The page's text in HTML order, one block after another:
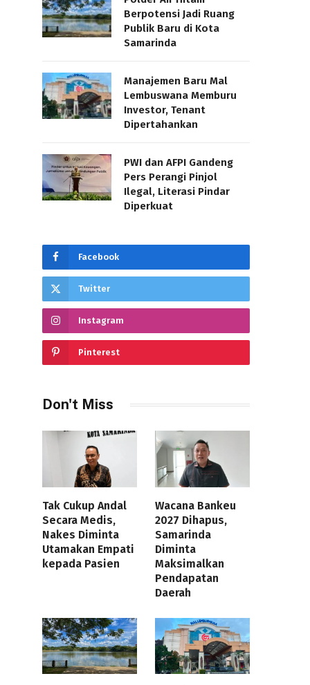
Berpotensi Jadi Ruang
Publik Baru di Kota
Samarinda
Manajemen Baru Mal
Lembuswana Memburu
Investor, Tenant
Dipertahankan
PWI dan AFPI Gandeng
Pers Perangi Pinjol
Ilegal, Literasi Pindar
Diperkuat
Facebook
Twitter
Instagram
Pinterest
Don't Miss
Tak Cukup Andal
Secara Medis,
Nakes Diminta
Utamakan Empati
kepada Pasien
Wacana Bankeu
2027 Dihapus,
Samarinda
Diminta
Maksimalkan
Pendapatan
Daerah